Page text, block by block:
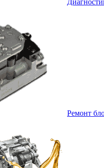
Ремонт